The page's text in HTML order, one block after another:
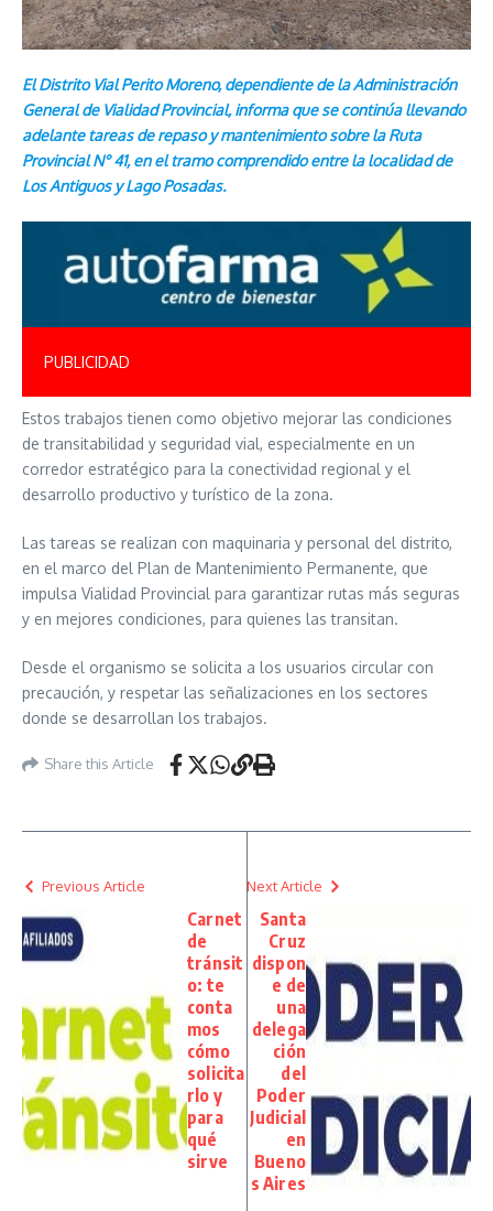
El Distrito Vial Perito Moreno, dependiente de la Administración
General de Vialidad Provincial, informa que se continúa llevando
adelante tareas de repaso y mantenimiento sobre la Ruta
Provincial N° 41, en el tramo comprendido entre la localidad de
Los Antiguos y Lago Posadas.
PUBLICIDAD
Estos trabajos tienen como objetivo mejorar las condiciones
de transitabilidad y seguridad vial, especialmente en un
corredor estratégico para la conectividad regional y el
desarrollo productivo y turístico de la zona.
Las tareas se realizan con maquinaria y personal del distrito,
en el marco del Plan de Mantenimiento Permanente, que
impulsa Vialidad Provincial para garantizar rutas más seguras
y en mejores condiciones, para quienes las transitan.
Desde el organismo se solicita a los usuarios circular con
precaución, y respetar las señalizaciones en los sectores
donde se desarrollan los trabajos.
Share this Article
Previous Article
Carnet
de
tránsit
o: te
conta
mos
cómo
solicita
rlo y
para
qué
sirve
Next Article
Santa
Cruz
dispon
e de
una
delega
ción
del
Poder
Judicial
en
Bueno
s Aires